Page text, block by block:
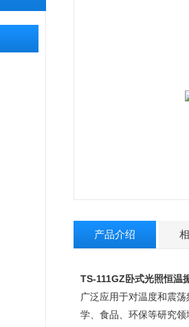
产品介绍
TS-111GZ 卧式光照恒温
广泛应用于对温度和震
学、食品、环保等研究